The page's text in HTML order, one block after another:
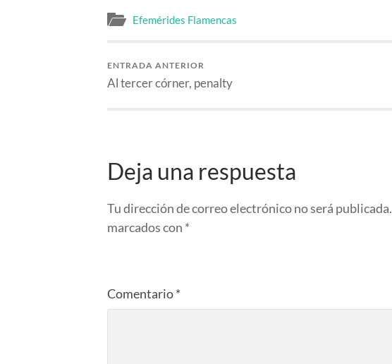
Efemérides Flamencas
ENTRADA ANTERIOR
Al tercer córner, penalty
Deja una respuesta
Tu dirección de correo electrónico no será publicada.
marcados con *
Comentario*